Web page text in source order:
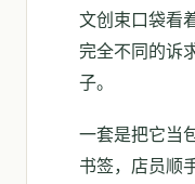
文创束口袋看
完全不同的诉
子。
一套是把它当
书签，店员顺